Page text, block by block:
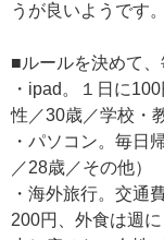
うが良いようです。
■ルールを決めて、
・ipad。１日に
性／30歳／学校・
・パソコン。毎日
／28歳／その他）
・海外旅行。交通
200円、外食は週